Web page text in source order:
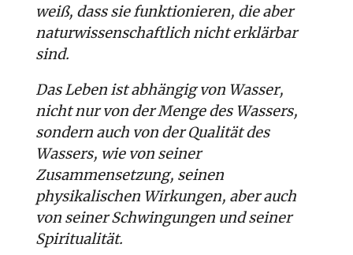
weiß, dass sie funktionieren, die aber
naturwissenschaftlich nicht erklärbar
sind.
Das Leben ist abhängig von Wasser,
nicht nur von der Menge des Wassers,
sondern auch von der Qualität des
Wassers, wie von seiner
Zusammensetzung, seinen
physikalischen Wirkungen, aber auch
von seiner Schwingungen und seiner
Spiritualität.